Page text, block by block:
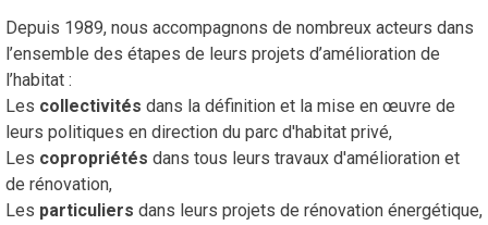
Depuis 1989, nous accompagnons de nombreux acteurs dans
l’ensemble des étapes de leurs projets d’amélioration de
l’habitat :
Les collectivités dans la définition et la mise en œuvre de
leurs politiques en direction du parc d'habitat privé,
Les copropriétés dans tous leurs travaux d'amélioration et
de rénovation,
Les particuliers dans leurs projets de rénovation énergétique,